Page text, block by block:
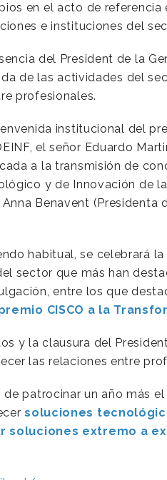
en el acto de referencia
e instituciones del
del President de la
de las actividades del
profesionales.
institucional del
el señor Eduardo
a la transmisión de
y de Innovación de
Benavent (Presidenta
habitual, se celebrará
sector que más han
entre los que
CISCO a la
y la clausura del
las relaciones entre
patrocinar un año más
soluciones
soluciones extremo a